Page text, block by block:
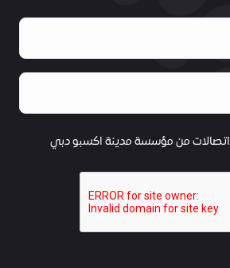
من مؤسسة مدينة اكسبو دبي